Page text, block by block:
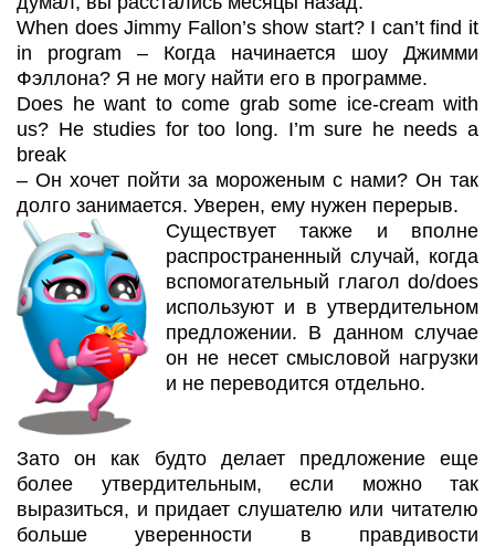
When does Jimmy Fallon’s show start? I can’t find it
in program – Когда начинается шоу Джимми
Фэллона? Я не могу найти его в программе.
Does he want to come grab some ice-cream with
us? He studies for too long. I’m sure he needs a
break
– Он хочет пойти за мороженым с нами? Он так
долго занимается. Уверен, ему нужен перерыв.
Существует также и вполне
распространенный случай, когда
вспомогательный глагол do/does
используют и в утвердительном
предложении. В данном случае
он не несет смысловой нагрузки
и не переводится отдельно.
Зато он как будто делает предложение еще
более утвердительным, если можно так
выразиться, и придает слушателю или читателю
больше уверенности в правдивости